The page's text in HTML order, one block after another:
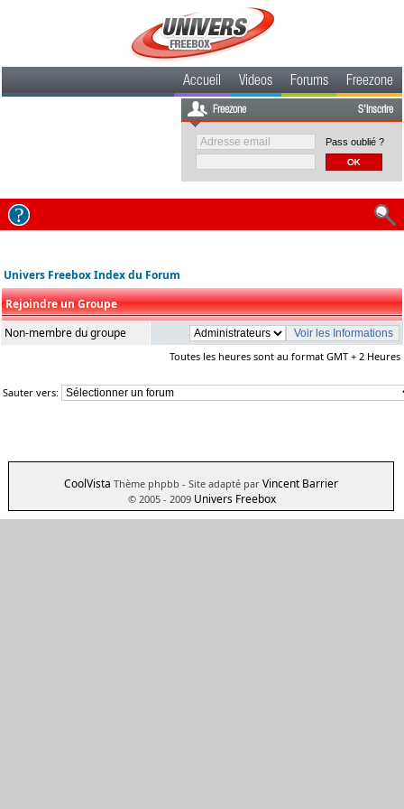
Accueil Videos Forums Freezone
Freezone S'inscrire
Pass oublié ?
Univers Freebox Index du Forum
Rejoindre un Groupe
Non-membre du groupe
Toutes les heures sont au format GMT + 2 Heures
Sauter vers:
CoolVista Thème phpbb - Site adapté par Vincent Barrier
© 2005 - 2009 Univers Freebox